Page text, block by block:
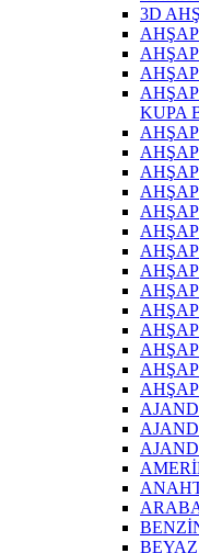
3D
KUPA